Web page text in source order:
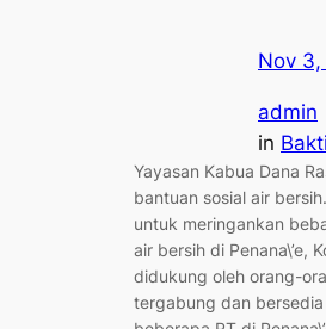
Nov 3,
admin
in
Yayasan Kabua Dana
bantuan sosial air
untuk meringankan
air bersih di Penana\’e,
didukung oleh orang-
tergabung dan bersedia